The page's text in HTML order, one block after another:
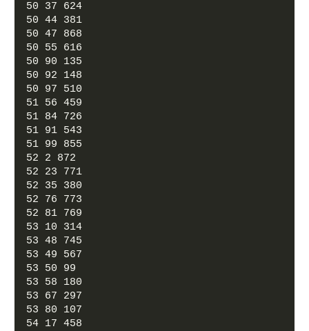
50 37 624
50 44 381
50 47 868
50 55 616
50 90 135
50 92 148
50 97 510
51 56 459
51 84 726
51 91 543
51 99 855
52 2 872
52 23 771
52 35 380
52 76 773
52 81 769
53 10 314
53 48 745
53 49 567
53 50 99
53 58 180
53 67 297
53 80 107
54 17 458